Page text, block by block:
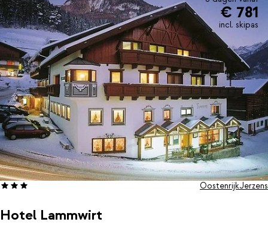
het hele gezin? Dan ben je hier aan het juiste adres. Hotel
Alpenfriede biedt uitgebreid activiteitenprogramma voor de
kinderen. Dankzij het uitgebreide lesaanbod van de skischool,
leren de kinderen onder begeleiding van een ervaren skileraar
spelenderwijs skiën of snowboarden.
€ 781
incl. skipas
Hotel Lammwirt
OostenrijkJerzens